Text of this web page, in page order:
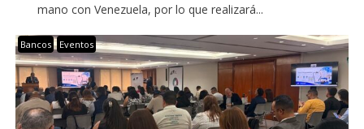
mano con Venezuela, por lo que realizará...
Bancos Eventos